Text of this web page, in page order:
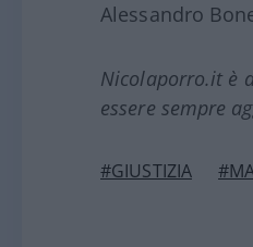
Alessandro
Nicolaporro.it è
essere sempre
#GIUSTIZIA